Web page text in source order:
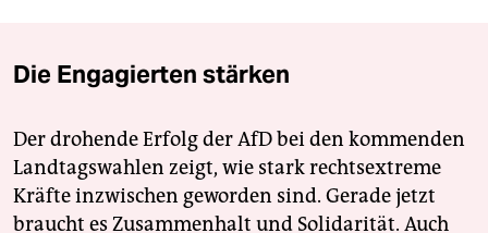
Die Engagierten stärken
Der drohende Erfolg der AfD bei den kommenden
Landtagswahlen zeigt, wie stark rechtsextreme
Kräfte inzwischen geworden sind. Gerade jetzt
braucht es Zusammenhalt und Solidarität. Auch